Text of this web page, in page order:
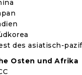
des asiatisch-
Osten und Afrika